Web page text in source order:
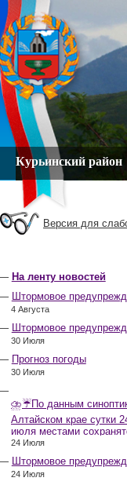
Курьинский район
Версия для
На ленту новостей
Штормовое
4 Августа
Штормовое
30 Июля
Прогноз погоды
30 Июля
⛈️☔️По данным
Алтайском крае сутки
июля местами
дожди, грозы, при
сильные дожди,
крупный град,
ветра до 17-22 м/с,
24 Июля
Штормовое
24 Июля